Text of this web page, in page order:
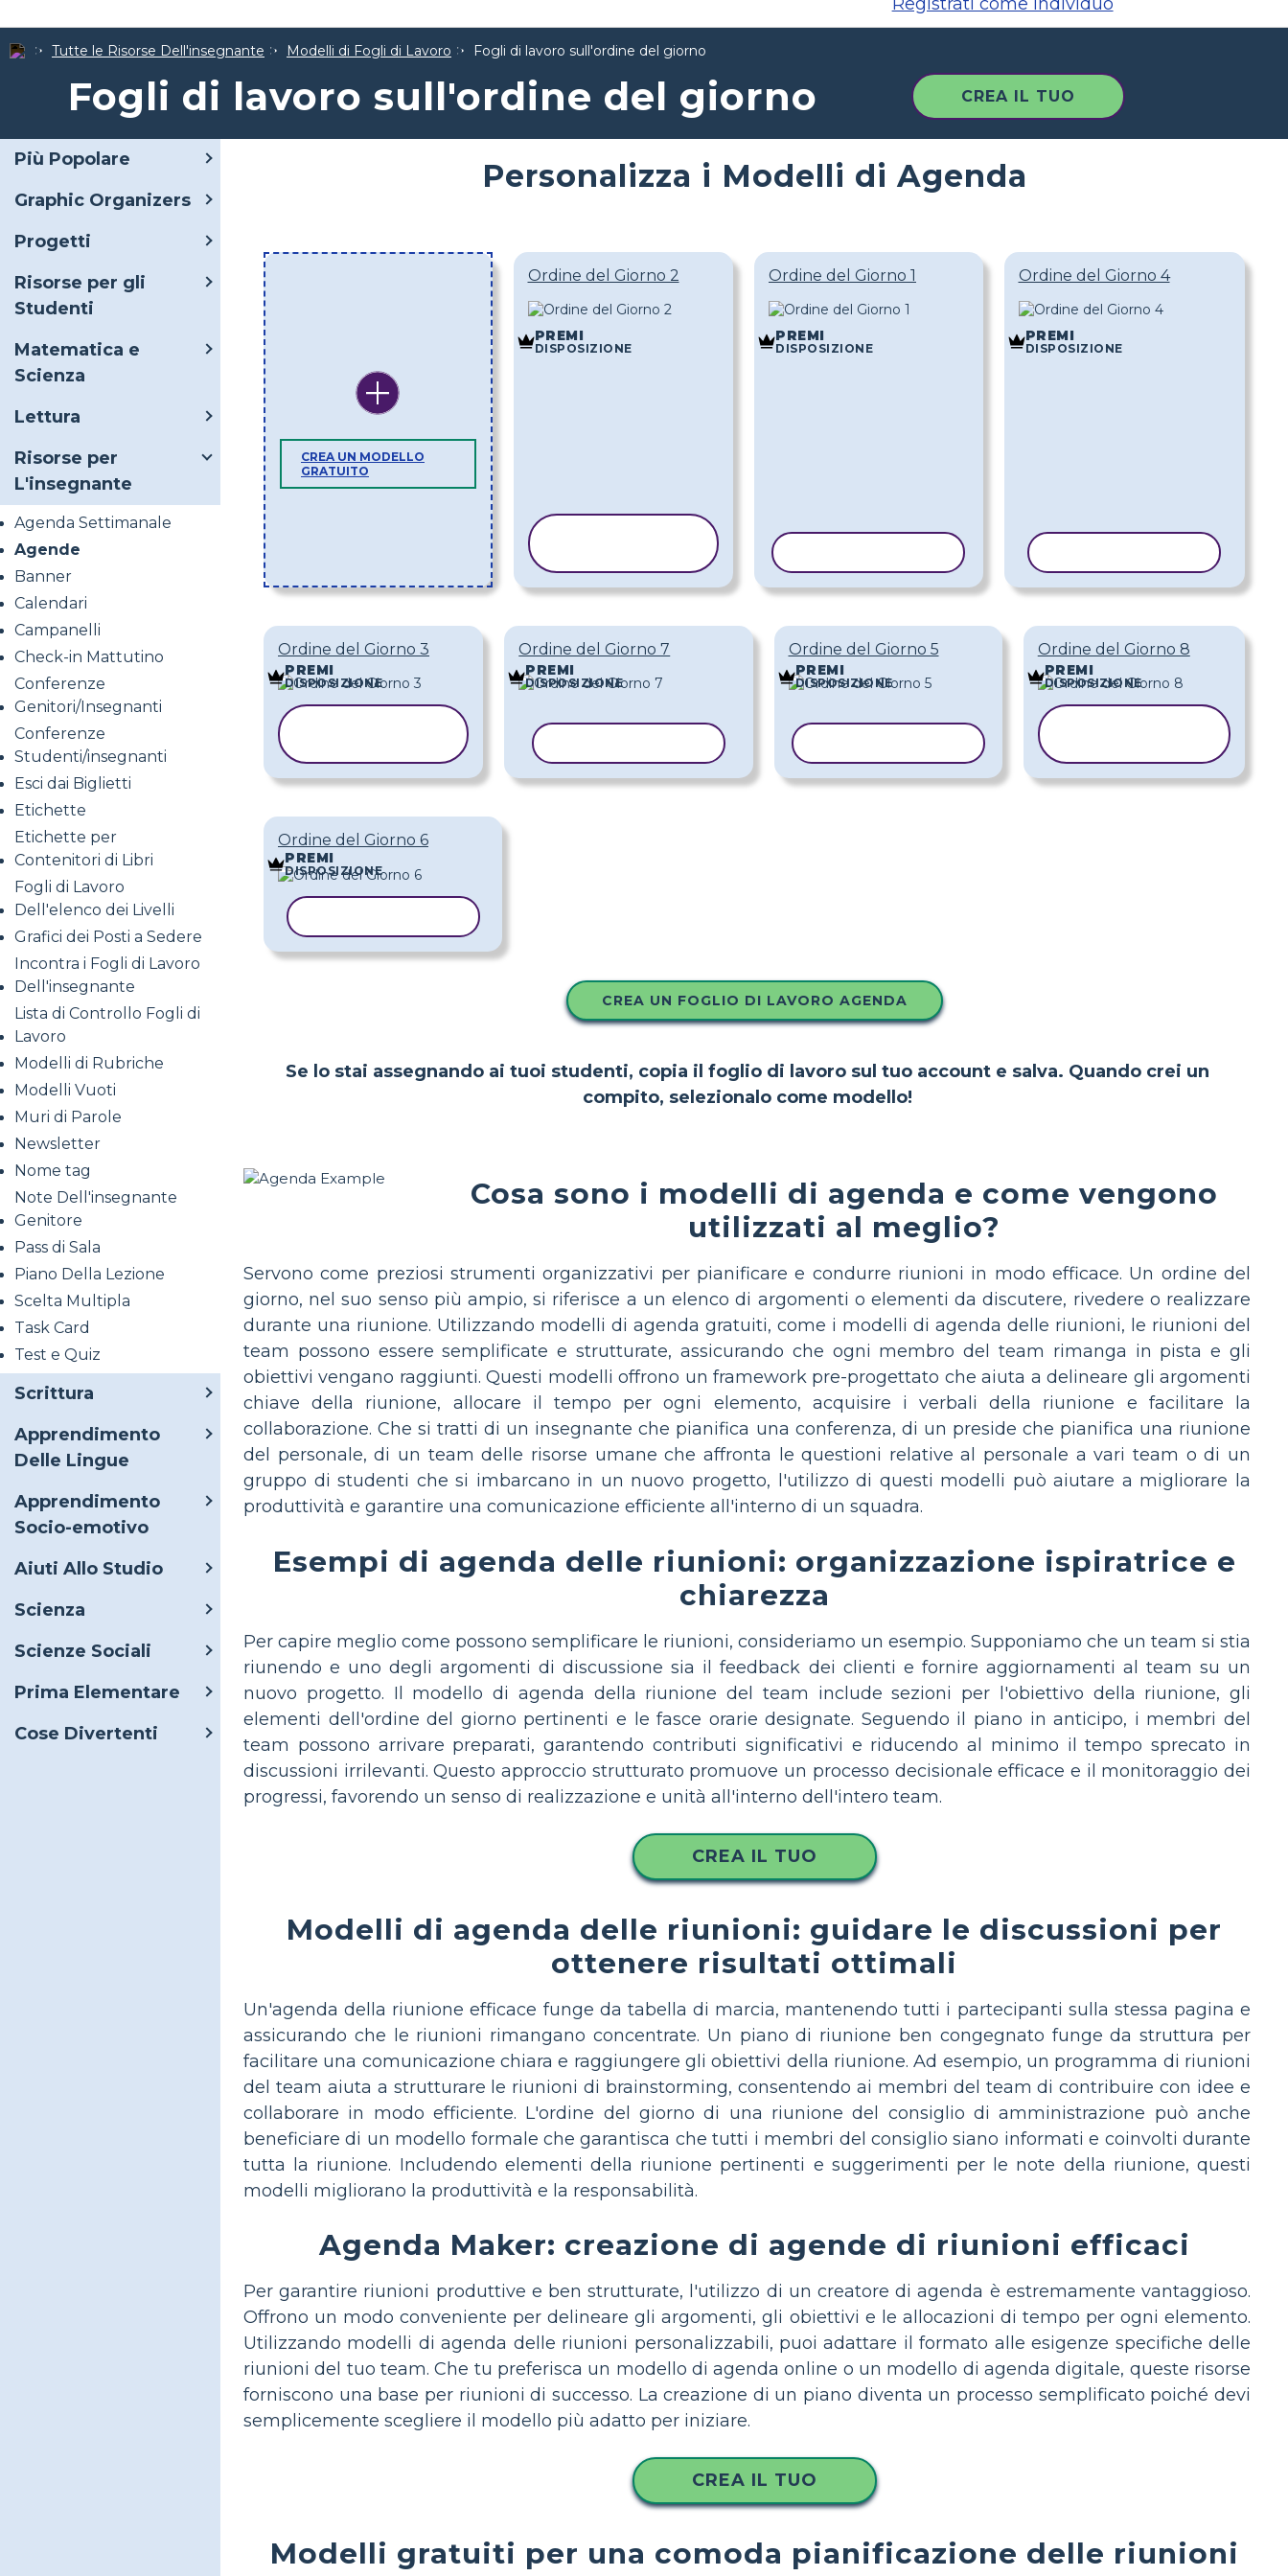
Tutte le Risorse Dell'insegnante Modelli di Fogli di Lavoro Fogli di lavoro sull'ordine del giorno
Fogli di lavoro sull'ordine del giorno CREA IL TUO
Più Popolare
Graphic Organizers
Progetti
Risorse per gli
Studenti
Matematica e
Scienza
Lettura
Risorse per
L'insegnante
Agenda Settimanale
Agende
Banner
Calendari
Campanelli
Check-in Mattutino
Conferenze
Genitori/Insegnanti
Conferenze
Studenti/insegnanti
Esci dai Biglietti
Etichette
Etichette per
Contenitori di Libri
Fogli di Lavoro
Dell'elenco dei Livelli
Grafici dei Posti a Sedere
Incontra i Fogli di Lavoro
Dell'insegnante
Lista di Controllo Fogli di
Lavoro
Modelli di Rubriche
Modelli Vuoti
Muri di Parole
Newsletter
Nome tag
Note Dell'insegnante
Genitore
Pass di Sala
Piano Della Lezione
Scelta Multipla
Task Card
Test e Quiz
Scrittura
Apprendimento
Delle Lingue
Apprendimento
Socio-emotivo
Aiuti Allo Studio
Scienza
Scienze Sociali
Prima Elementare
Cose Divertenti
Personalizza i Modelli di Agenda
CREA UN MODELLO
GRATUITO
Ordine del Giorno 2
PREMI
DISPOSIZIONE
Ordine del Giorno 1
PREMI
DISPOSIZIONE
Ordine del Giorno 4
PREMI
DISPOSIZIONE
Ordine del Giorno 3
PREMI
DISPOSIZIONE
Ordine del Giorno 7
PREMI
DISPOSIZIONE
Ordine del Giorno 5
PREMI
DISPOSIZIONE
Ordine del Giorno 8
PREMI
DISPOSIZIONE
Ordine del Giorno 6
PREMI
DISPOSIZIONE
CREA UN FOGLIO DI LAVORO AGENDA
Se lo stai assegnando ai tuoi studenti, copia il foglio di lavoro sul tuo account e salva. Quando crei un
compito, selezionalo come modello!
Cosa sono i modelli di agenda e come vengono
utilizzati al meglio?
Servono come preziosi strumenti organizzativi per pianificare e condurre riunioni in modo efficace. Un ordine del
giorno, nel suo senso più ampio, si riferisce a un elenco di argomenti o elementi da discutere, rivedere o realizzare
durante una riunione. Utilizzando modelli di agenda gratuiti, come i modelli di agenda delle riunioni, le riunioni del
team possono essere semplificate e strutturate, assicurando che ogni membro del team rimanga in pista e gli
obiettivi vengano raggiunti. Questi modelli offrono un framework pre-progettato che aiuta a delineare gli argomenti
chiave della riunione, allocare il tempo per ogni elemento, acquisire i verbali della riunione e facilitare la
collaborazione. Che si tratti di un insegnante che pianifica una conferenza, di un preside che pianifica una riunione
del personale, di un team delle risorse umane che affronta le questioni relative al personale a vari team o di un
gruppo di studenti che si imbarcano in un nuovo progetto, l'utilizzo di questi modelli può aiutare a migliorare la
produttività e garantire una comunicazione efficiente all'interno di un squadra.
Esempi di agenda delle riunioni: organizzazione ispiratrice e
chiarezza
Per capire meglio come possono semplificare le riunioni, consideriamo un esempio. Supponiamo che un team si stia
riunendo e uno degli argomenti di discussione sia il feedback dei clienti e fornire aggiornamenti al team su un
nuovo progetto. Il modello di agenda della riunione del team include sezioni per l'obiettivo della riunione, gli
elementi dell'ordine del giorno pertinenti e le fasce orarie designate. Seguendo il piano in anticipo, i membri del
team possono arrivare preparati, garantendo contributi significativi e riducendo al minimo il tempo sprecato in
discussioni irrilevanti. Questo approccio strutturato promuove un processo decisionale efficace e il monitoraggio dei
progressi, favorendo un senso di realizzazione e unità all'interno dell'intero team.
CREA IL TUO
Modelli di agenda delle riunioni: guidare le discussioni per
ottenere risultati ottimali
Un'agenda della riunione efficace funge da tabella di marcia, mantenendo tutti i partecipanti sulla stessa pagina e
assicurando che le riunioni rimangano concentrate. Un piano di riunione ben congegnato funge da struttura per
facilitare una comunicazione chiara e raggiungere gli obiettivi della riunione. Ad esempio, un programma di riunioni
del team aiuta a strutturare le riunioni di brainstorming, consentendo ai membri del team di contribuire con idee e
collaborare in modo efficiente. L'ordine del giorno di una riunione del consiglio di amministrazione può anche
beneficiare di un modello formale che garantisca che tutti i membri del consiglio siano informati e coinvolti durante
tutta la riunione. Includendo elementi della riunione pertinenti e suggerimenti per le note della riunione, questi
modelli migliorano la produttività e la responsabilità.
Agenda Maker: creazione di agende di riunioni efficaci
Per garantire riunioni produttive e ben strutturate, l'utilizzo di un creatore di agenda è estremamente vantaggioso.
Offrono un modo conveniente per delineare gli argomenti, gli obiettivi e le allocazioni di tempo per ogni elemento.
Utilizzando modelli di agenda delle riunioni personalizzabili, puoi adattare il formato alle esigenze specifiche delle
riunioni del tuo team. Che tu preferisca un modello di agenda online o un modello di agenda digitale, queste risorse
forniscono una base per riunioni di successo. La creazione di un piano diventa un processo semplificato poiché devi
semplicemente scegliere il modello più adatto per iniziare.
CREA IL TUO
Modelli gratuiti per una comoda pianificazione delle riunioni